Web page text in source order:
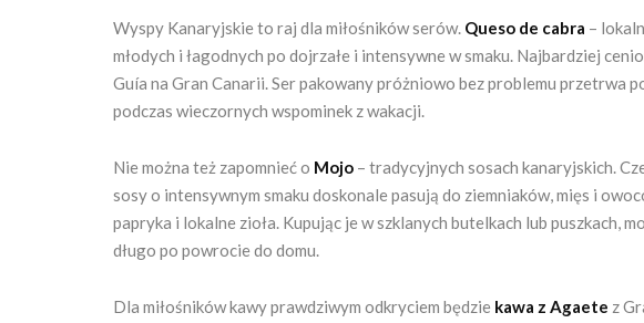
Wyspy Kanaryjskie to raj dla miłośników serów. Queso de cabra –
młodych i łagodnych po dojrzałe i intensywne w smaku. Najbardziej
Guía na Gran Canarii. Ser pakowany próżniowo bez problemu przetrwa
podczas wieczornych wspominek z wakacji.
Nie można też zapomnieć o Mojo – tradycyjnych sosach kanaryjskich.
sosy o intensywnym smaku doskonale pasują do ziemniaków, mięs i
papryka i lokalne zioła. Kupując je w szklanych butelkach lub puszkach,
długo po powrocie do domu.
Dla miłośników kawy prawdziwym odkryciem będzie kawa z Agaete z